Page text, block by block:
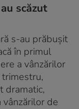
scăzut
s-au prăbușit
în primul
a vânzărilor
dramatic,
de